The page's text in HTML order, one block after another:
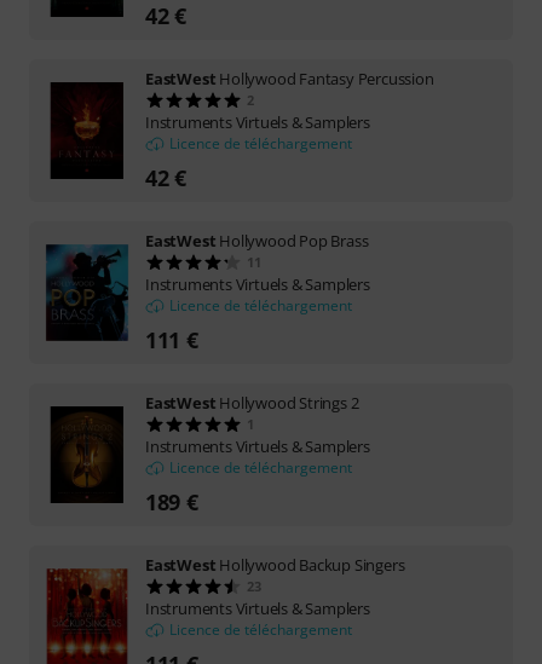
42 €
EastWest Hollywood Fantasy Percussion
2
Instruments Virtuels & Samplers
Licence de téléchargement
42 €
EastWest Hollywood Pop Brass
11
Instruments Virtuels & Samplers
Licence de téléchargement
111 €
EastWest Hollywood Strings 2
1
Instruments Virtuels & Samplers
Licence de téléchargement
189 €
EastWest Hollywood Backup Singers
23
Instruments Virtuels & Samplers
Licence de téléchargement